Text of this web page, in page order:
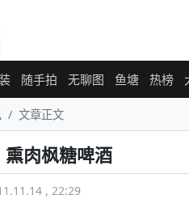
随手拍 无聊图 鱼塘 热榜
文章正文
肉枫糖啤酒
, 22:29